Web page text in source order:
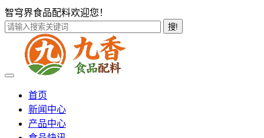
智穹界食品配料欢迎您！
搜!
首页
新闻中心
产品中心